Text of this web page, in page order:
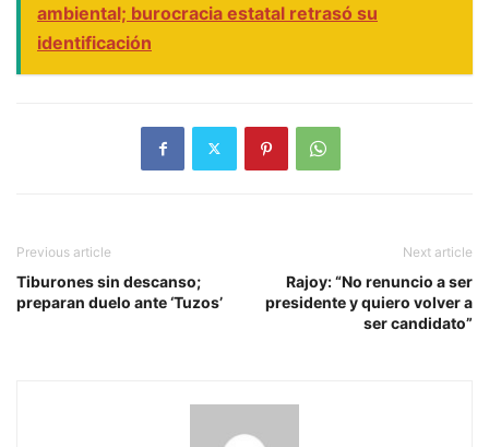
ambiental; burocracia estatal retrasó su
identificación
Previous article
Tiburones sin descanso;
preparan duelo ante ‘Tuzos’
Next article
Rajoy: “No renuncio a ser
presidente y quiero volver a
ser candidato”